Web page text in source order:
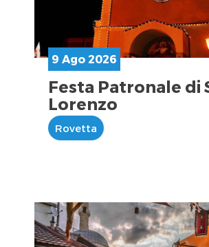
9 Ago 2026
Festa Patronale di
Lorenzo
Rovetta